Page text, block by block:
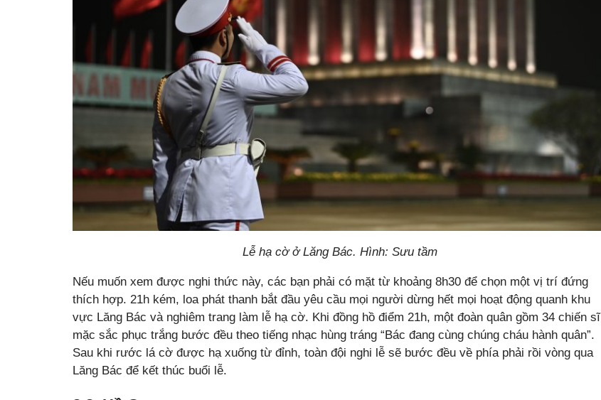
Lễ hạ cờ ở Lăng Bác. Hình: Sưu tầm
Nếu muốn xem được nghi thức này, các bạn phải có mặt từ khoảng 8h30 để chọn một vị trí đứng
thích hợp. 21h kém, loa phát thanh bắt đầu yêu cầu mọi người dừng hết mọi hoạt động quanh khu
vực Lăng Bác và nghiêm trang làm lễ hạ cờ. Khi đồng hồ điểm 21h, một đoàn quân gồm 34 chiến sĩ
mặc sắc phục trắng bước đều theo tiếng nhạc hùng tráng “Bác đang cùng chúng cháu hành quân”.
Sau khi rước lá cờ được hạ xuống từ đỉnh, toàn đội nghi lễ sẽ bước đều về phía phải rồi vòng qua
Lăng Bác để kết thúc buổi lễ.